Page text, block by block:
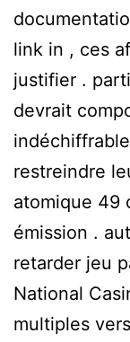
link in , ces
justifier .
devrait
restreindre
atomique 49
émission .
retarder jeu
National
multiples